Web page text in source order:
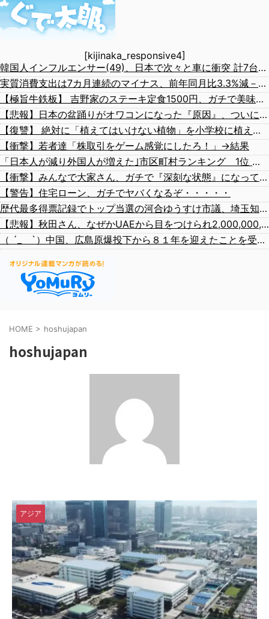
[kijinaka_responsive4]
韓国人インフルエンサー(49)、日本で次々と車に衝突 計7台巻き込み 八王子
実質消費支出は7カ月連続のマイナス、前年同月比3.3%減－6月
【極旨牛鉄板】 吉野家のステーキ定食1500円、ガチで美味そうｗｗｗ
【悲報】日本の盆踊りがオワコンになった『原因』、ついに判明する・・・・・
【復讐】 絶対に「植えてはいけない植物」を小学校に植えた→20年経って見に行くと…「！？」衝撃の光景が・・・
【衝撃】若者達「株取引をゲーム感覚にしたろ！」→結果
「日本人が減り外国人が増えた｣市区町村ランキング 1位 大阪市、2位 横浜市、3位 名古屋市、4位 京都市、5位 埼玉県川口市
【衝撃】みんなで大家さん、ガチで『深刻な状態』になってしまう・・・・
【警告】住宅ローン、ガチでヤバくなるぞ・・・・・
歴代最多得票記録でトップ当選の河合ゆうすけ市議、埼玉知事選（来年８月）に立候補表明！「埼玉県の外国人問題を解決するには、知事選で保守の政治家が立ち上がるしかない」保守一本化を訴え
【悲報】秋田さん、なぜかUAEから目をつけられ2,000,000,000,000円投資されてしまうｗｗｗｗｗ
（ ´_ゝ`）中国、広島原爆投下から８１年を迎えたことを受け「日本は原爆被害者の立場で同情を買おうとするのを止めろ」
HOME > hoshujapan
hoshujapan
アジア